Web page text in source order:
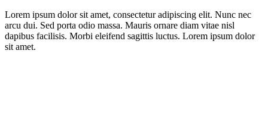
Lorem ipsum dolor sit amet, consectetur adipiscing elit. Nunc nec
arcu dui. Sed porta odio massa. Mauris ornare diam vitae nisl
dapibus facilisis. Morbi eleifend sagittis luctus. Lorem ipsum dolor
sit amet.